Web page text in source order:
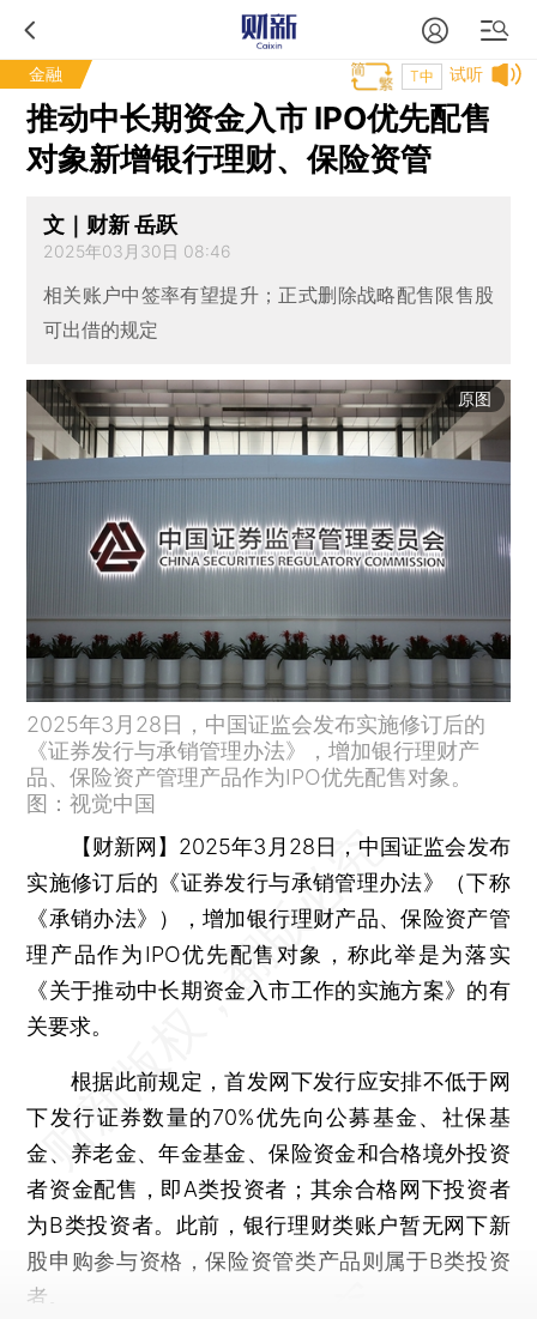
金融 试听
T中
推动中长期资金入市 IPO优先配售
对象新增银行理财、保险资管
文｜财新 岳跃
2025年03月30日 08:46
相关账户中签率有望提升；正式删除战略配售限售股
可出借的规定
原图
2025年3月28日，中国证监会发布实施修订后的
《证券发行与承销管理办法》，增加银行理财产
品、保险资产管理产品作为IPO优先配售对象。
图：视觉中国
【财新网】 2025年3月28日，中国证监会发布
实施修订后的《证券发行与承销管理办法》（下称
《承销办法》），增加银行理财产品、保险资产管
理产品作为IPO优先配售对象，称此举是为落实
《关于推动中长期资金入市工作的实施方案》的有
关要求。
根据此前规定，首发网下发行应安排不低于网
下发行证券数量的70%优先向公募基金、社保基
金、养老金、年金基金、保险资金和合格境外投资
者资金配售，即A类投资者；其余合格网下投资者
为B类投资者。此前，银行理财类账户暂无网下新
股申购参与资格，保险资管类产品则属于B类投资
者。